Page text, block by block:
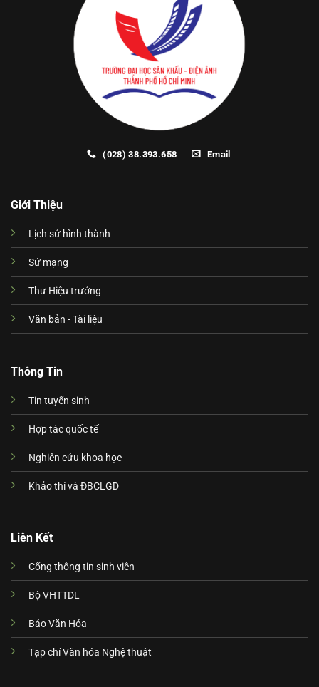
(028) 38.393.658 Email
Giới Thiệu
Lịch sử hình thành
Sứ mạng
Thư Hiệu trưởng
Văn bản - Tài liệu
Thông Tin
Tin tuyển sinh
Hợp tác quốc tế
Nghiên cứu khoa học
Khảo thí và ĐBCLGD
Liên Kết
Cổng thông tin sinh viên
Bộ VHTTDL
Báo Văn Hóa
Tạp chí Văn hóa Nghệ thuật